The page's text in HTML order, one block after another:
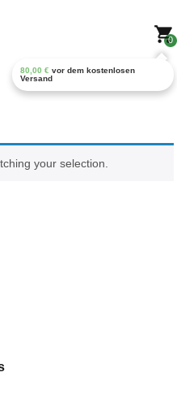
0
80,00 € vor dem kostenlosen
Versand
your selection.